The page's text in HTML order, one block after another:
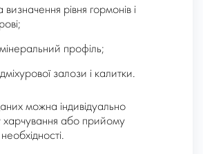
визначення рівня гормонів і
мінеральний профіль;
залози і калитки.
можна індивідуально
харчування або прийому